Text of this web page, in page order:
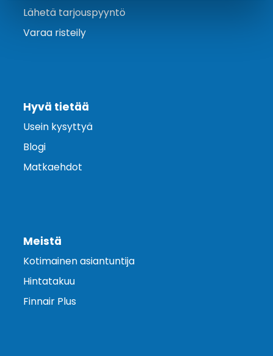
Lähetä tarjouspyyntö
Varaa risteily
Hyvä tietää
Usein kysyttyä
Blogi
Matkaehdot
Meistä
Kotimainen asiantuntija
Hintatakuu
Finnair Plus